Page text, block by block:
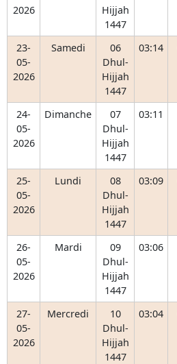
2026
Hijjah
1447
23-
05-
2026
Samedi
06
Dhul-
Hijjah
1447
03:14
24-
05-
2026
Dimanche
07
Dhul-
Hijjah
1447
03:11
25-
05-
2026
Lundi
08
Dhul-
Hijjah
1447
03:09
26-
05-
2026
Mardi
09
Dhul-
Hijjah
1447
03:06
27-
05-
2026
Mercredi
10
Dhul-
Hijjah
1447
03:04